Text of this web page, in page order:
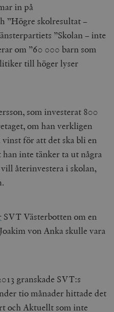
in på
”Högre skolresultat –
”Skolan – inte
om ”60 000 barn som
till höger lyser
som investerat 800
om han verkligen
för att det ska bli en
inte tänker ta ut några
återinvestera i skolan,
SVT Västerbotten om en
von Anka skulle vara
granskade SVT:s
tio månader hittade det
och Aktuellt som inte